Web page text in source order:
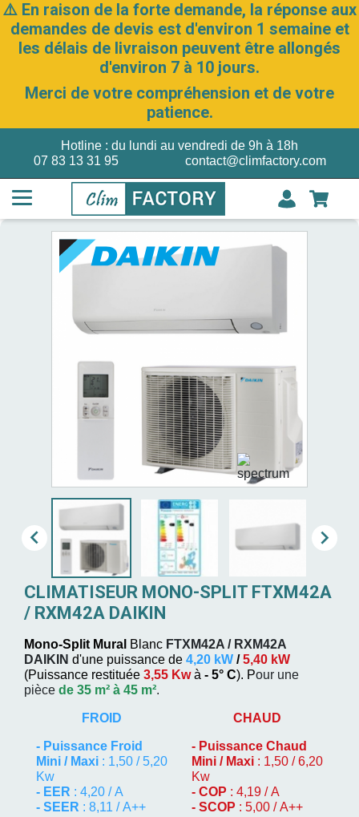
⚠️ En raison de la forte demande, la réponse aux
demandes de devis est d'environ 1 semaine et
les délais de livraison peuvent être allongés
d'environ 7 à 10 jours.
Merci de votre compréhension et de votre
patience.
07 83 13 31 95
Hotline : du lundi au vendredi de 9h à 18h
contact@climfactory.com
 
CLIMATISEUR MONO-SPLIT FTXM42A
/ RXM42A DAIKIN
Mono-Split Mural Blanc FTXM42A / RXM42A
DAIKIN d'une puissance de 4,20 kW /5,40 kW
(Puissance restituée 3,55 Kwà - 5° C). Pour une
pièce de 35 m² à 45 m².
FROID
- Puissance Froid
Mini / Maxi : 1,50 / 5,20
Kw
- EER : 4,20 / A
- SEER : 8,11 / A++
CHAUD
- Puissance Chaud
Mini / Maxi : 1,50 / 6,20
Kw
- COP : 4,19 / A
- SCOP : 5,00 / A++